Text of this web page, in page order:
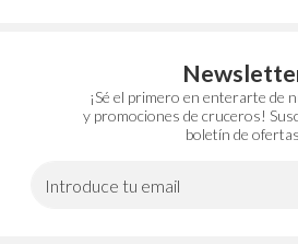
¡Sé el primero en enterarte de
y promociones de cruceros!
boletín de
Introduce tu email